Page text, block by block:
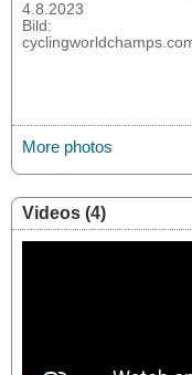
4.8.2023
Bild:
More photos
Videos (4)